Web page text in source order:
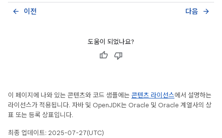
이전
arrow_back 다음 arrow_forward
도움이 되었나요?
이 페이지에 나와 있는 콘텐츠와 코드 샘플에는 콘텐츠 라이선스에서 설명하는
라이선스가 적용됩니다. 자바 및 OpenJDK는 Oracle 및 Oracle 계열사의 상
표 또는 등록 상표입니다.
최종 업데이트: 2025-07-27(UTC)